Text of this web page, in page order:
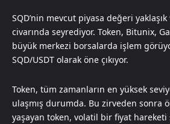
SQD’nin mevcut piyasa değeri
civarında seyrediyor. Token, Bitunix,
büyük merkezi borsalarda işlem
SQD/USDT olarak öne çıkıyor.
Token, tüm zamanların en yüksek
ulaşmış durumda. Bu zirveden sonra
yaşayan token, volatil bir fiyat hareketi